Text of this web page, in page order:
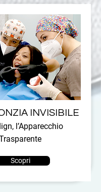
INVISIBILE
l’Apparecchio
Scopri